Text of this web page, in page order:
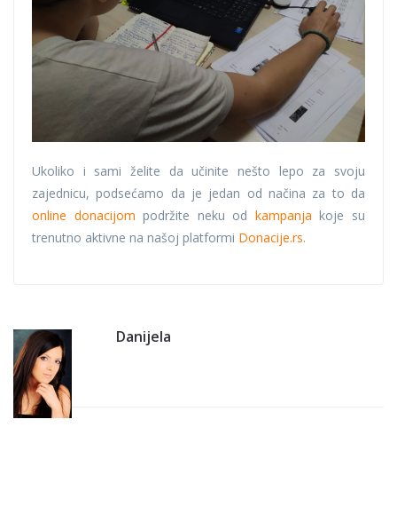
Ukoliko i sami želite da učinite nešto lepo za svoju
zajednicu, podsećamo da je jedan od načina za to da
online donacijom podržite neku od kampanja koje su
trenutno aktivne na našoj platformi Donacije.rs.
Danijela